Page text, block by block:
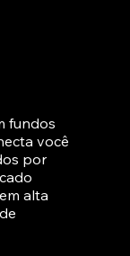
fundos
você
por
alta